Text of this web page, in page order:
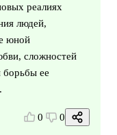
реалиях
людей,
юной
сложностей
борьбы ее
0 0